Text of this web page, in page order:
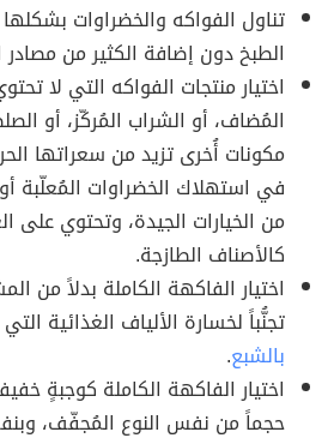
تناول الفواكه والخضراوات
الطبخ دون إضافة الكثير من مصادر
اختيار منتجات الفواكه التي لا
المُضاف، أو الشراب المُركّز، أو
مكونات أُخرى تزيد من سعراتها
في استهلاك الخضراوات المُعلّبة
من الخيارات الجيدة، وتحتوي على
كالأصناف الطازجة.
اختيار الفاكهة الكاملة بدلاً من
تجنُّباً لخسارة الألياف الغذائية
بالشبع.
اختيار الفاكهة الكاملة كوجبةٍ
حجماً من نفس النوع المُجفّف،